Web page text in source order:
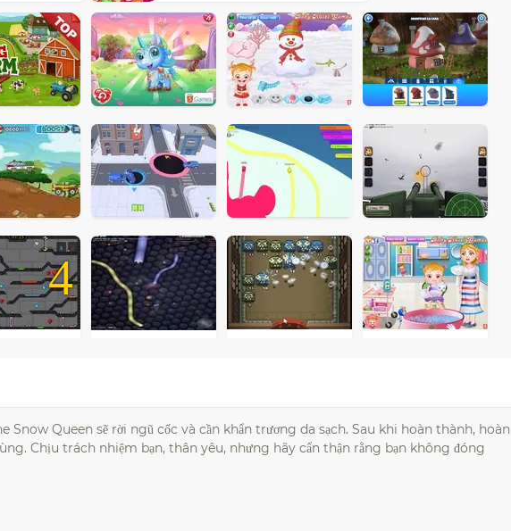
4
Snow Queen sẽ rời ngũ cốc và cần khẩn trương da sạch. Sau khi hoàn thành, hoàn
Chịu trách nhiệm bạn, thân yêu, nhưng hãy cẩn thận rằng bạn không đóng